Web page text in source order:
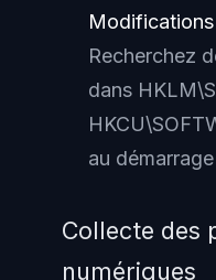
Recherchez
dans
au
Collecte des
numériques